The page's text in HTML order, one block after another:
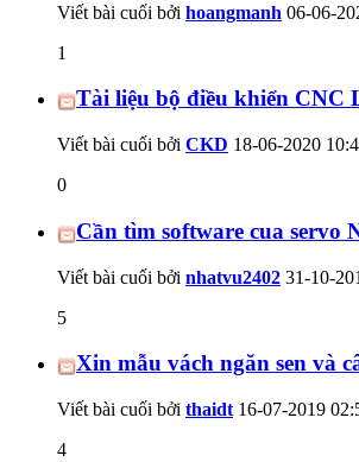
Viết bài cuối bởi hoangmanh 06-06-
1
Tài liệu bộ điều khiển CNC
Viết bài cuối bởi CKD 18-06-2020
0
Cần tìm software cua servo
Viết bài cuối bởi nhatvu2402 31-10-
5
Xin mẫu vách ngăn sen và
Viết bài cuối bởi thaidt 16-07-2019
4